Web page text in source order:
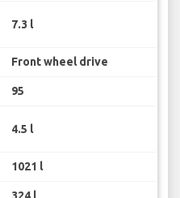
7.3 l
Front wheel drive
95
4.5 l
1021 l